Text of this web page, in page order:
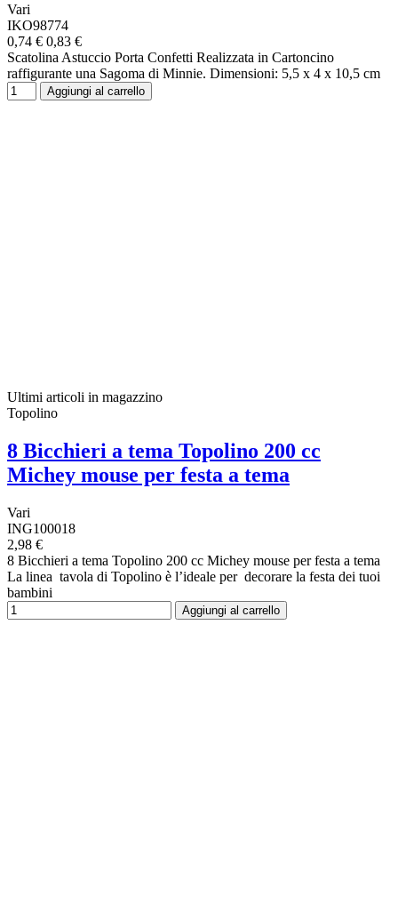
Vari
IKO98774
0,74 € 0,83 €
Scatolina Astuccio Porta Confetti Realizzata in Cartoncino
raffigurante una Sagoma di Minnie. Dimensioni: 5,5 x 4 x 10,5 cm
Aggiungi al carrello
Ultimi articoli in magazzino
Topolino
8 Bicchieri a tema Topolino 200 cc
Michey mouse per festa a tema
Vari
ING100018
2,98 €
8 Bicchieri a tema Topolino 200 cc Michey mouse per festa a tema
La linea tavola di Topolino è l’ideale per decorare la festa dei tuoi
bambini
Aggiungi al carrello